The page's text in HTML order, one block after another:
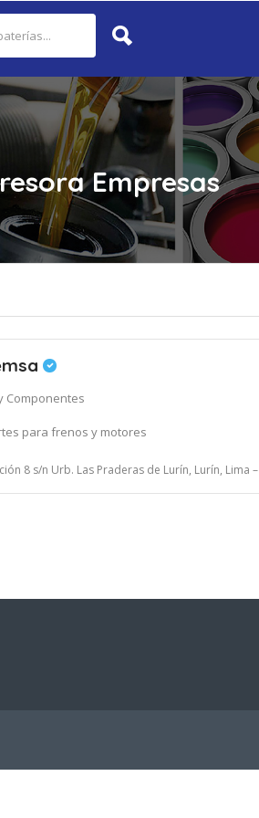
Empresas
Componentes
para frenos y motores
8 s/n Urb. Las Praderas de Lurín, Lurín, Lima – Perú.